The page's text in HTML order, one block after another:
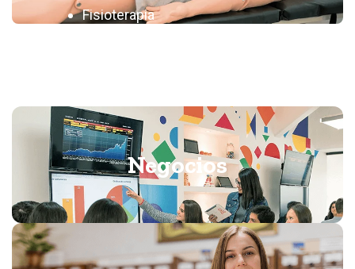
Fisioterapia
Negocios
Actuaría
Administración y Dirección de Empresas
Dirección Financiera
Finanzas y Contaduría Pública